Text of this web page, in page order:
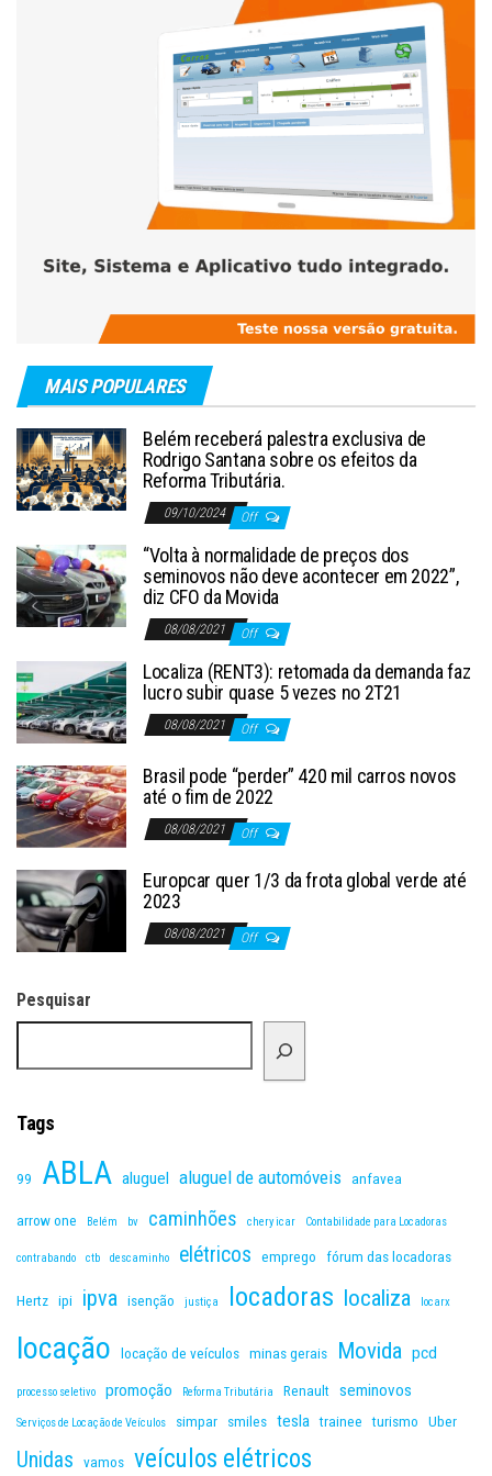
MAIS POPULARES
Belém receberá palestra exclusiva de
Rodrigo Santana sobre os efeitos da
Reforma Tributária.
09/10/2024 Off
“Volta à normalidade de preços dos
seminovos não deve acontecer em 2022”,
diz CFO da Movida
08/08/2021 Off
Localiza (RENT3): retomada da demanda faz
lucro subir quase 5 vezes no 2T21
08/08/2021 Off
Brasil pode “perder” 420 mil carros novos
até o fim de 2022
08/08/2021 Off
Europcar quer 1/3 da frota global verde até
2023
08/08/2021 Off
Pesquisar
Tags
99 ABLA aluguel aluguel de automóveis anfavea
arrow one Belém bv caminhões chery icar Contabilidade para Locadoras
contrabando ctb descaminho elétricos emprego fórum das locadoras
Hertz ipi ipva isenção justiça locadoras localiza locarx
locação locação de veículos minas gerais Movida pcd
processo seletivo promoção Reforma Tributária Renault seminovos
Serviços de Locação de Veículos simpar smiles tesla trainee turismo Uber
Unidas vamos veículos elétricos